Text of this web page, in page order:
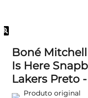
Boné
Is Here
Lakers Preto
Produto original